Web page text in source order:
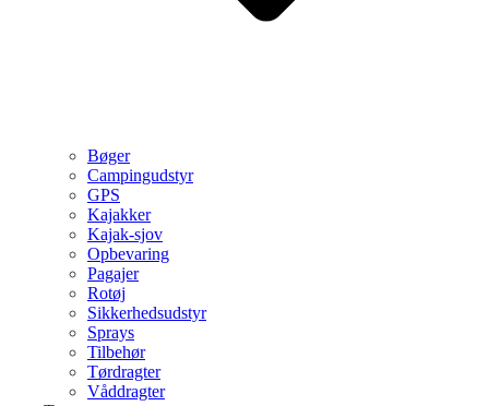
Bøger
Campingudstyr
GPS
Kajakker
Kajak-sjov
Opbevaring
Pagajer
Rotøj
Sikkerhedsudstyr
Sprays
Tilbehør
Tørdragter
Våddragter